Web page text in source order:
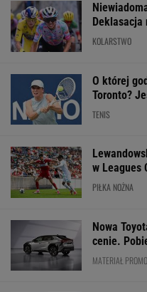
KOLARSTWO
O której
Toronto?
TENIS
w Leagues
PIŁKA NOŻNA
Nowa
cenie.
MATERIAŁ